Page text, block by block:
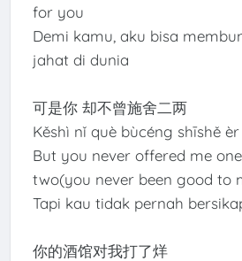
for you
Demi kamu, aku bisa
jahat di dunia
可是你 却不曾施舍二两
Kěshì nǐ què bùcéng shīshě
But you never offered me
two(you never been good to
Tapi kau tidak pernah
你的酒馆对我打了烊